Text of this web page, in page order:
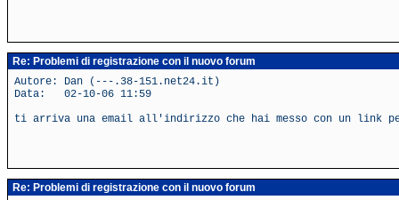
Re: Problemi di registrazione con il nuovo forum
Autore: Dan (---.38-151.net24.it)
Data: 02-10-06 11:59
ti arriva una email all'indirizzo che hai messo con un link
Re: Problemi di registrazione con il nuovo forum